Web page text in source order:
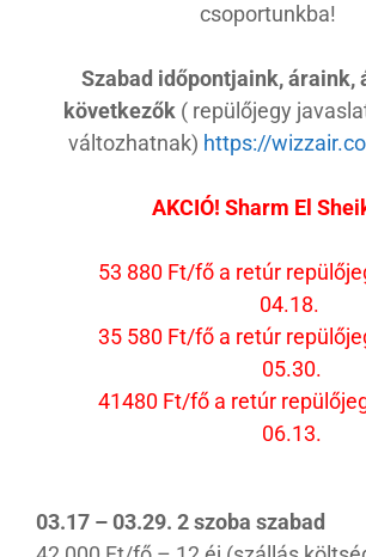
csoportunkba!
Szabad időpontjaink, áraink,
következők ( repülőjegy
változhatnak) https://
AKCIÓ! Sharm El
53 880 Ft/fő a retúr
04.18.
35 580 Ft/fő a retúr
05.30.
41480 Ft/fő a retúr
06.13.
03.17 – 03.29. 2 szoba szabad